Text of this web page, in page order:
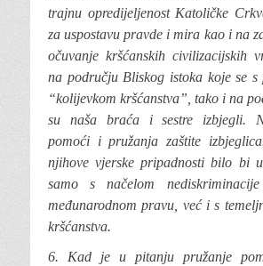
trajnu opredijeljenost Katoličke
za uspostavu pravde i mira kao i na
očuvanje kršćanskih civilizacijskih
na području Bliskog istoka koje se s
“kolijevkom kršćanstva”, tako i na
su naša braća i sestre izbjegli.
pomoći i pružanja zaštite
njihove vjerske pripadnosti bilo bi
samo s načelom
međunarodnom pravu, već i s
kršćanstva.
6. Kad je u pitanju pružanje